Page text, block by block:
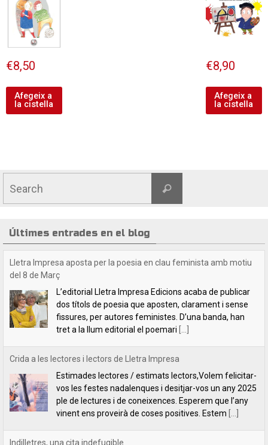
€8,50
Afegeix a
la cistella
€8,90
Afegeix a
la cistella
Últimes entrades en el blog
Crida a les lectores i lectors de Lletra Impresa
Estimades lectores / estimats lectors,Volem felicitar-
vos les festes nadalenques i desitjar-vos un any 2025
ple de lectures i de coneixences. Esperem que l’any
vinent ens proveirà de coses positives. Estem [...]
Indilletres, una cita indefugible
Aquest cap de setmana hem estat a la Bisbal
d’Empordà, a la fira del llibre Indilletres. És la cinquena
vegada que hi participem. De Gandia –el bressol dels
clàssics de[...]
Lletra Impresa Edicions participa en la 28 edició de la Fira del Llibre
del Pirineu